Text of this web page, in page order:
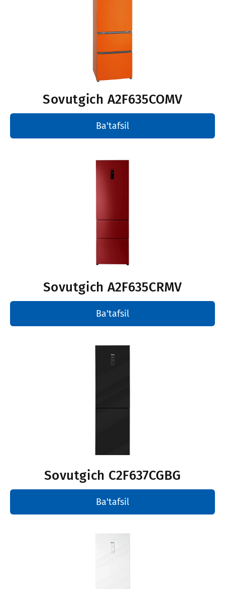
Sovutgich A2F635COMV
Ba'tafsil
SovutgichA2F635CRMV
Ba'tafsil
Sovutgich С2F637CGBG
Ba'tafsil